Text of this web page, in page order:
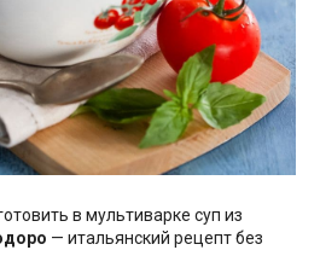
в мультиварке суп из
— итальянский рецепт без